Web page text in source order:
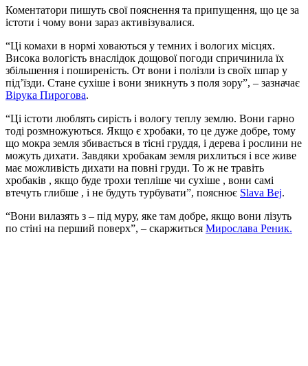
Коментатори пишуть свої пояснення та припущення, що це за
істоти і чому вони зараз активізувалися.
“Ці комахи в нормі ховаються у темних і вологих місцях.
Висока вологість внаслідок дощової погоди спричинила їх
збільшення і поширеність. От вони і полізли із своїх шпар у
під’їзди. Стане сухіше і вони зникнуть з поля зору”, – зазначає
Вірука Пирогова.
“Ці істоти люблять сирість і вологу теплу землю. Вони гарно
тоді розмножуються. Якщо є хробаки, то це дуже добре, тому
що мокра земля збивається в тісні груддя, і дерева і рослини не
можуть дихати. Завдяки хробакам земля рихлиться і все живе
має можливість дихати на повні груди. То ж не травіть
хробаків , якщо буде трохи тепліше чи сухіше , вони самі
втечуть глибше , і не будуть турбувати”, пояснює Slava Bej.
“Вони вилазять з – під муру, яке там добре, якщо вони лізуть
по стіні на перший поверх”, – скаржиться Мирослава Реник.